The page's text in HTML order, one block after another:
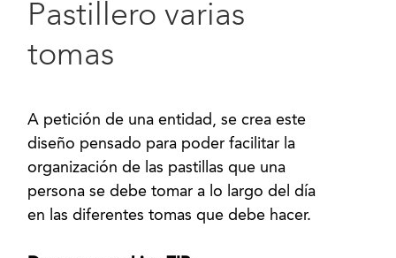
Pastillero varias
tomas
A petición de una entidad, se crea este
diseño pensado para poder facilitar la
organización de las pastillas que una
persona se debe tomar a lo largo del día
en las diferentes tomas que debe hacer.